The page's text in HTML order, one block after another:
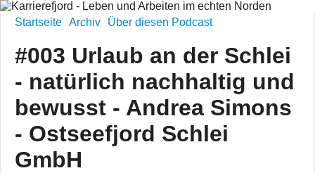
Startseite Archiv Über diesen Podcast
#003 Urlaub an der Schlei
- natürlich nachhaltig und
bewusst - Andrea Simons
- Ostseefjord Schlei
GmbH